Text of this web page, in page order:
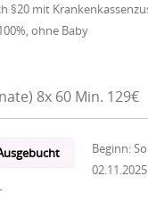
§20 mit
ohne Baby
8x 60 Min. 129€
Beginn:
02.11.2025